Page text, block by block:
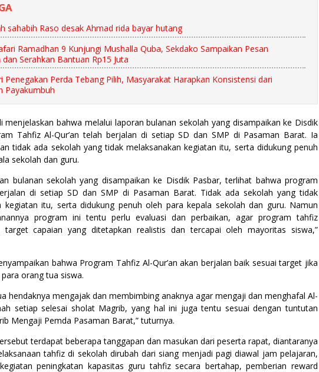
sahabih Raso desak Ahmad rida bayar hutang
Ramadhan 9 Kunjungi Mushalla Quba, Sekdako Sampaikan Pesan
dan Serahkan Bantuan Rp15 Juta
Penegakan Perda Tebang Pilih, Masyarakat Harapkan Konsistensi dari
Payakumbuh
menjelaskan bahwa melalui laporan bulanan sekolah yang disampaikan ke Disdik
Tahfiz Al-Qur’an telah berjalan di setiap SD dan SMP di Pasaman Barat. Ia
tidak ada sekolah yang tidak melaksanakan kegiatan itu, serta didukung penuh
sekolah dan guru.
bulanan sekolah yang disampaikan ke Disdik Pasbar, terlihat bahwa program
di setiap SD dan SMP di Pasaman Barat. Tidak ada sekolah yang tidak
kegiatan itu, serta didukung penuh oleh para kepala sekolah dan guru. Namun
program ini tentu perlu evaluasi dan perbaikan, agar program tahfiz
target capaian yang ditetapkan realistis dan tercapai oleh mayoritas siswa,”
bahwa Program Tahfiz Al-Qur’an akan berjalan baik sesuai target jika
orang tua siswa.
hendaknya mengajak dan membimbing anaknya agar mengaji dan menghafal Al-
setiap selesai sholat Magrib, yang hal ini juga tentu sesuai dengan tuntutan
Mengaji Pemda Pasaman Barat,” tuturnya.
terdapat beberapa tanggapan dan masukan dari peserta rapat, diantaranya
tahfiz di sekolah dirubah dari siang menjadi pagi diawal jam pelajaran,
peningkatan kapasitas guru tahfiz secara bertahap, pemberian reward